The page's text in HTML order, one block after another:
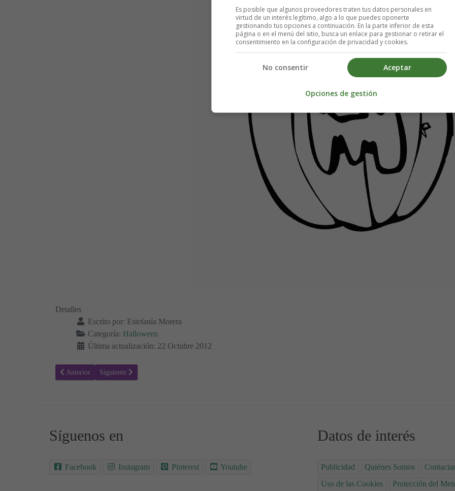
Detalles
Escrito por: Estefanía Morera
Categoría: Halloween
Última actualización: 22 Octubre 2012
Artículo anterior: Colorear calabazas 02
Anterior Artículo siguiente: Colorear bruja 14
Siguiente
Síguenos en
Facebook Instagram Pinterest Youtube
Datos de interés
Publicidad Quiénes Somos Contactar
Uso de las Cookies
Protección del
Es posible que algunos proveedores traten tus datos personales en
virtud de un interés legítimo, algo a lo que puedes oponerte
gestionando tus opciones a continuación. En la parte inferior de esta
página o en el menú del sitio, busca un enlace para gestionar o retirar el
consentimiento en la configuración de privacidad y cookies.
Aceptar
No consentir
Opciones de gestión